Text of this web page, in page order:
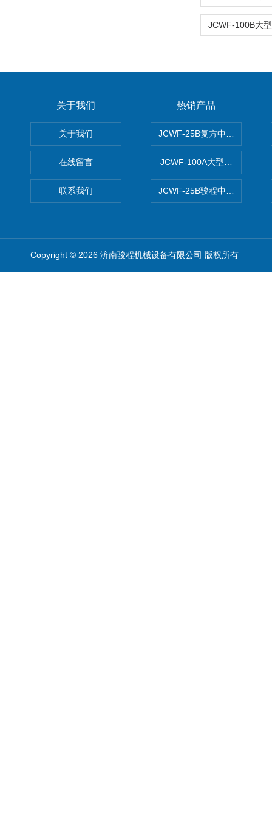
关于我们
关于我们
在线留言
联系我们
热销产品
JCWF-25B复方中药材超微粉
JCWF-100A大型中药材超微
JCWF-25B骏程中草药超细粉
Copyright © 2026 济南骏程机械设备有限公司 版权所有